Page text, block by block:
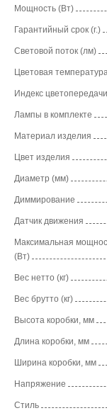
Мощность (Вт)
Гарантийный срок (г.)
Световой поток (лм)
Цветовая
Индекс
Лампы в комплекте
Материал изделия
Цвет изделия
Диаметр (мм)
Диммирование
Датчик движения
Максимальная
(Вт)
Вес нетто (кг)
Вес брутто (кг)
Высота коробки, мм
Длина коробки, мм
Ширина коробки, мм
Напряжение
Стиль